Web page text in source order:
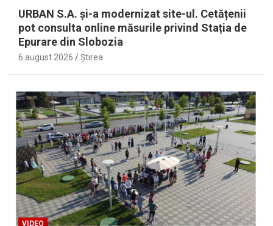
URBAN S.A. și-a modernizat site-ul. Cetățenii
pot consulta online măsurile privind Stația de
Epurare din Slobozia
6 august 2026 Ştirea
VIDEO